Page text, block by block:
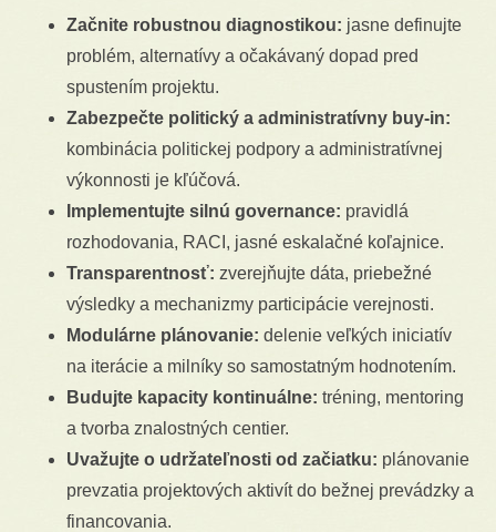
Začnite robustnou diagnostikou: jasne definujte
problém, alternatívy a očakávaný dopad pred
spustením projektu.
Zabezpečte politický a administratívny buy-in:
kombinácia politickej podpory a administratívnej
výkonnosti je kľúčová.
Implementujte silnú governance: pravidlá
rozhodovania, RACI, jasné eskalačné koľajnice.
Transparentnosť: zverejňujte dáta, priebežné
výsledky a mechanizmy participácie verejnosti.
Modulárne plánovanie: delenie veľkých iniciatív
na iterácie a milníky so samostatným hodnotením.
Budujte kapacity kontinuálne: tréning, mentoring
a tvorba znalostných centier.
Uvažujte o udržateľnosti od začiatku: plánovanie
prevzatia projektových aktivít do bežnej prevádzky a
financovania.